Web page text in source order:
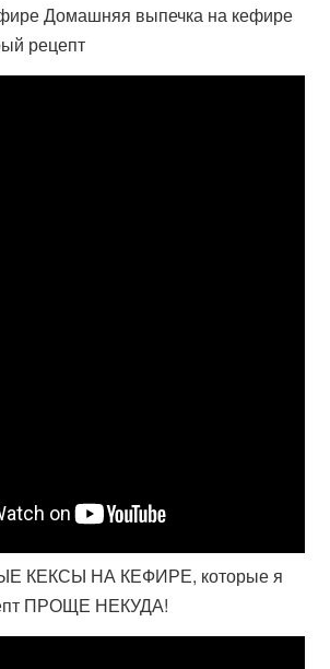
Домашняя выпечка на кефире
рецепт
КЕКСЫ НА КЕФИРЕ, которые я
ПРОЩЕ НЕКУДА!